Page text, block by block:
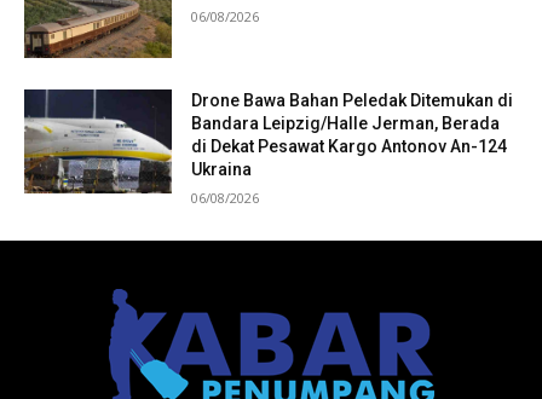
06/08/2026
Drone Bawa Bahan Peledak Ditemukan di
Bandara Leipzig/Halle Jerman, Berada
di Dekat Pesawat Kargo Antonov An-124
Ukraina
06/08/2026